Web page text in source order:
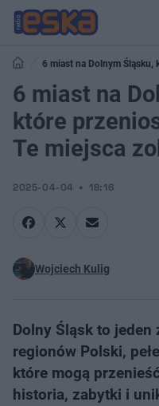
6 miast na Dolnym Śląsku,
zobacz koniecznie
6 miast na
które
Te miejsca
2025-04-04 18:16
Wojciech Kulig
Dolny Śląsk to
regionów Polski,
które mogą
historia, zabytki i